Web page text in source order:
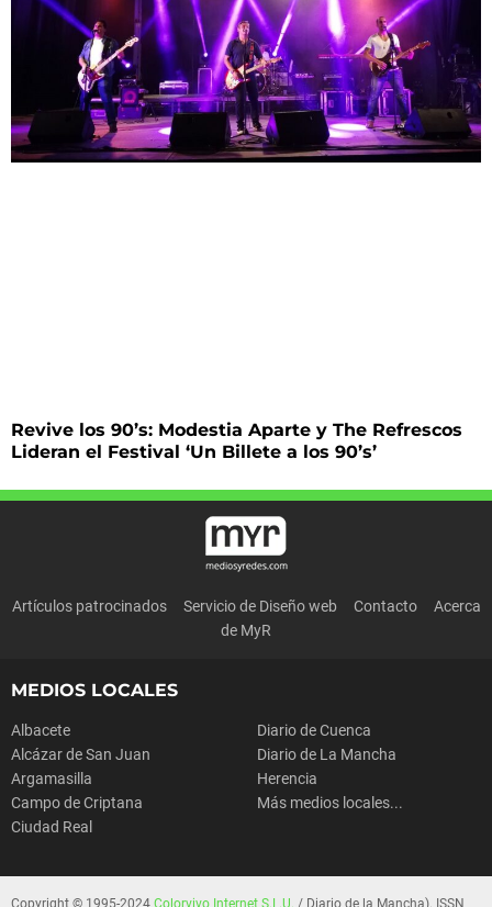
Revive los 90’s: Modestia Aparte y The Refrescos
Lideran el Festival ‘Un Billete a los 90’s’
Artículos patrocinados Servicio de Diseño web Contacto
Acerca
de MyR
MEDIOS LOCALES
Albacete
Alcázar de San Juan
Argamasilla
Campo de Criptana
Ciudad Real
Diario de Cuenca
Diario de La Mancha
Herencia
Más medios locales...
Copyright © 1995-2024 Colorvivo Internet S.L.U. / Diario de la Mancha). ISSN